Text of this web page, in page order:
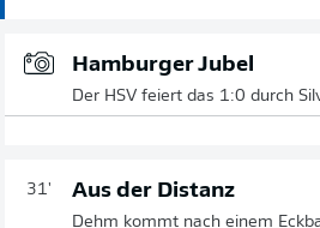
Hamburger Jubel
Der HSV feiert das 1:0 durch
31' Aus der Distanz
Dehm kommt nach einem